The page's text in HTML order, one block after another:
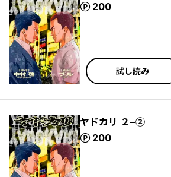
200
ポイント
試し読み
ヤドカリ ２−②
200
ポイント